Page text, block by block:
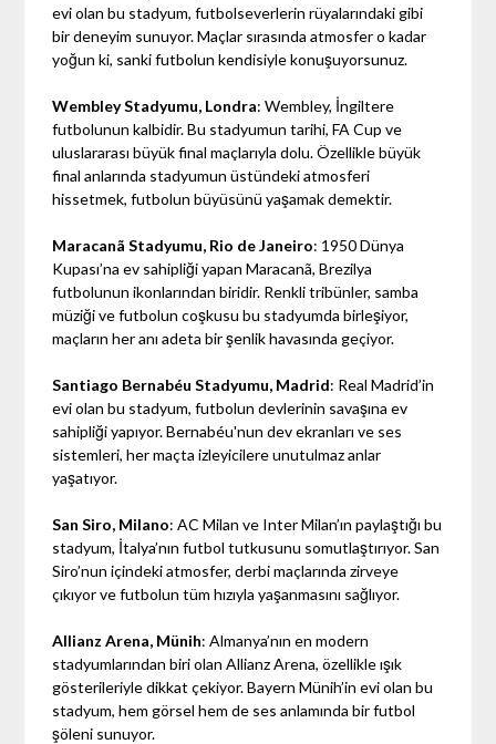
evi olan bu stadyum, futbolseverlerin rüyalarındaki gibi
bir deneyim sunuyor. Maçlar sırasında atmosfer o kadar
yoğun ki, sanki futbolun kendisiyle konuşuyorsunuz.
Wembley Stadyumu, Londra: Wembley, İngiltere
futbolunun kalbidir. Bu stadyumun tarihi, FA Cup ve
uluslararası büyük final maçlarıyla dolu. Özellikle büyük
final anlarında stadyumun üstündeki atmosferi
hissetmek, futbolun büyüsünü yaşamak demektir.
Maracanã Stadyumu, Rio de Janeiro: 1950 Dünya
Kupası’na ev sahipliği yapan Maracanã, Brezilya
futbolunun ikonlarından biridir. Renkli tribünler, samba
müziği ve futbolun coşkusu bu stadyumda birleşiyor,
maçların her anı adeta bir şenlik havasında geçiyor.
Santiago Bernabéu Stadyumu, Madrid: Real Madrid’in
evi olan bu stadyum, futbolun devlerinin savaşına ev
sahipliği yapıyor. Bernabéu'nun dev ekranları ve ses
sistemleri, her maçta izleyicilere unutulmaz anlar
yaşatıyor.
San Siro, Milano: AC Milan ve Inter Milan’ın paylaştığı bu
stadyum, İtalya’nın futbol tutkusunu somutlaştırıyor. San
Siro’nun içindeki atmosfer, derbi maçlarında zirveye
çıkıyor ve futbolun tüm hızıyla yaşanmasını sağlıyor.
Allianz Arena, Münih: Almanya’nın en modern
stadyumlarından biri olan Allianz Arena, özellikle ışık
gösterileriyle dikkat çekiyor. Bayern Münih’in evi olan bu
stadyum, hem görsel hem de ses anlamında bir futbol
şöleni sunuyor.